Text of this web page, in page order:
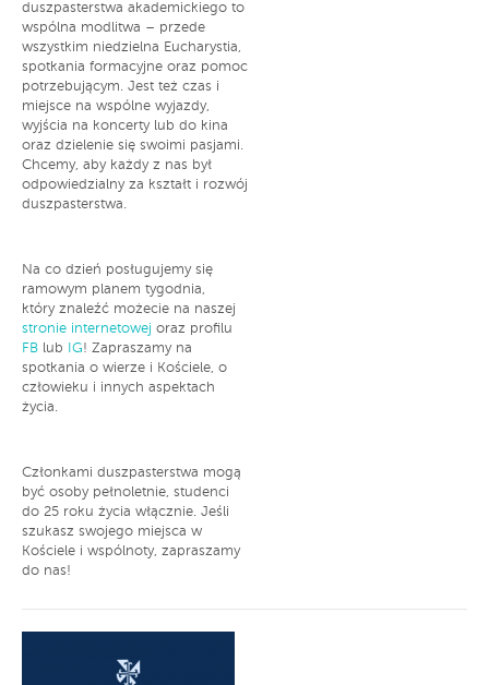
duszpasterstwa akademickiego to
wspólna modlitwa – przede
wszystkim niedzielna Eucharystia,
spotkania formacyjne oraz pomoc
potrzebującym. Jest też czas i
miejsce na wspólne wyjazdy,
wyjścia na koncerty lub do kina
oraz dzielenie się swoimi pasjami.
Chcemy, aby każdy z nas był
odpowiedzialny za kształt i rozwój
duszpasterstwa.
Na co dzień posługujemy się
ramowym planem tygodnia,
który znaleźć możecie na naszej
stronie internetowej oraz profilu
FB lub IG! Zapraszamy na
spotkania o wierze i Kościele, o
człowieku i innych aspektach
życia.
Członkami duszpasterstwa mogą
być osoby pełnoletnie, studenci
do 25 roku życia włącznie. Jeśli
szukasz swojego miejsca w
Kościele i wspólnoty, zapraszamy
do nas!